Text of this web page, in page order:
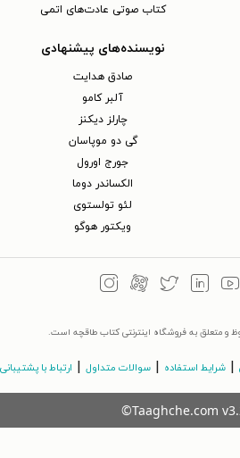
کتاب صوتی عادت‌های اتمی
نویسنده‌های پیشنهادی
صادق هدایت
آلبر کامو
چارلز دیکنز
گی دو موپاسان
جورج اورول
الکساندر دوما
لئو تولستوی
ویکتور هوگو
متعلق به فروشگاه اینترنتی کتاب طاقچه است.
شرایط استفاده سوالات متداول ارتباط با پشتیبانی
©Taaghche.com v